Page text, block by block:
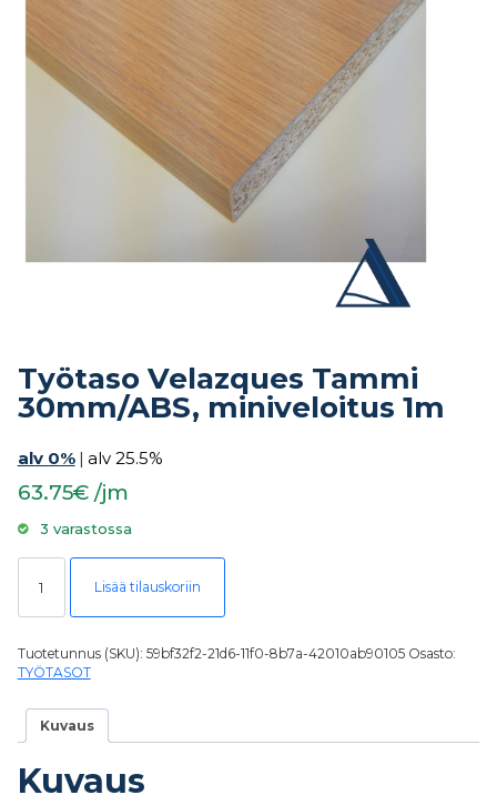
Työtaso Velazques Tammi
30mm/ABS, miniveloitus 1m
alv 0% | alv 25.5%
63.75€ /jm
3 varastossa
Työtaso Velazques Tammi 30mm/ABS, miniveloitus 1m määrä
Lisää tilauskoriin
Tuotetunnus (SKU): 59bf32f2-21d6-11f0-8b7a-42010ab90105 Osasto:
TYÖTASOT
Kuvaus
Kuvaus